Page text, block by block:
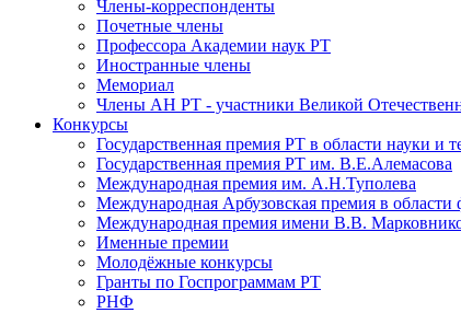
Члены-корреспонденты
Почетные члены
Профессора Академии наук РТ
Иностранные члены
Мемориал
Члены АН РТ - участники Великой
Конкурсы
Государственная премия РТ в области науки и
Государственная премия РТ им. В.Е.Алемасова
Международная премия им. А.Н.Туполева
Международная Арбузовская премия в
Международная премия имени В.В.
Именные премии
Молодёжные конкурсы
Гранты по Госпрограммам РТ
РНФ